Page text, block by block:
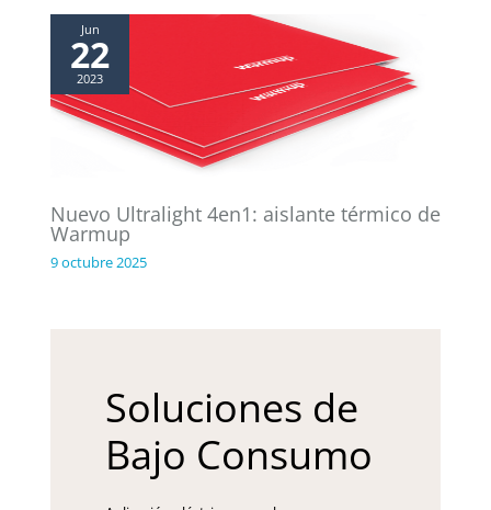
Jun
22
2023
Nuevo Ultralight 4en1: aislante térmico de
Warmup
9 octubre 2025
Soluciones de
Bajo Consumo